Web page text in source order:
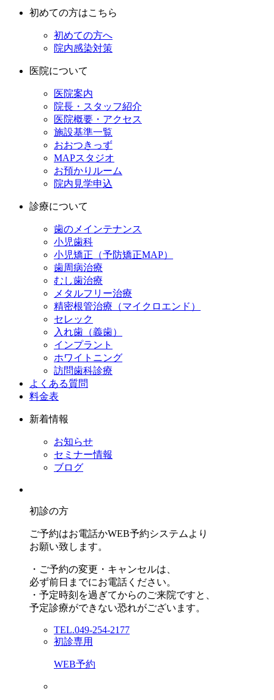
初めての方はこちら
初めての方へ
院内感染対策
医院について
医院案内
院長・スタッフ紹介
医院概要・アクセス
施設基準一覧
おおつきっず
MAPスタジオ
お預かりルーム
院内見学申込
診療について
歯のメインテナンス
小児歯科
小児矯正（予防矯正MAP）
歯周病治療
むし歯治療
メタルフリー治療
精密根管治療（マイクロエンド）
セレック
入れ歯（義歯）
インプラント
ホワイトニング
訪問歯科診療
よくある質問
料金表
新着情報
お知らせ
セミナー情報
ブログ
初診の方
ご予約はお電話かWEB予約システムより
お願い致します。
・ご予約の変更・キャンセルは、
必ず前日までにお電話ください。
・予定時刻を過ぎてからのご来院ですと、
予定診療ができない恐れがございます。
TEL.049-254-2177
初診専用
WEB予約